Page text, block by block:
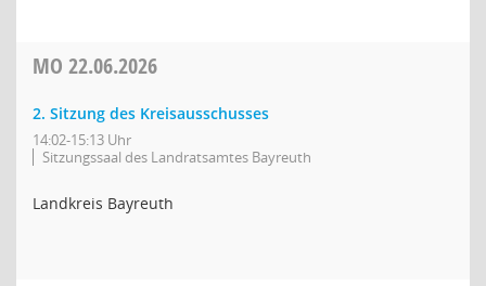
MO 22.06.2026
2. Sitzung des Kreisausschusses
14:02-15:13 Uhr
Sitzungssaal des Landratsamtes Bayreuth
Landkreis Bayreuth